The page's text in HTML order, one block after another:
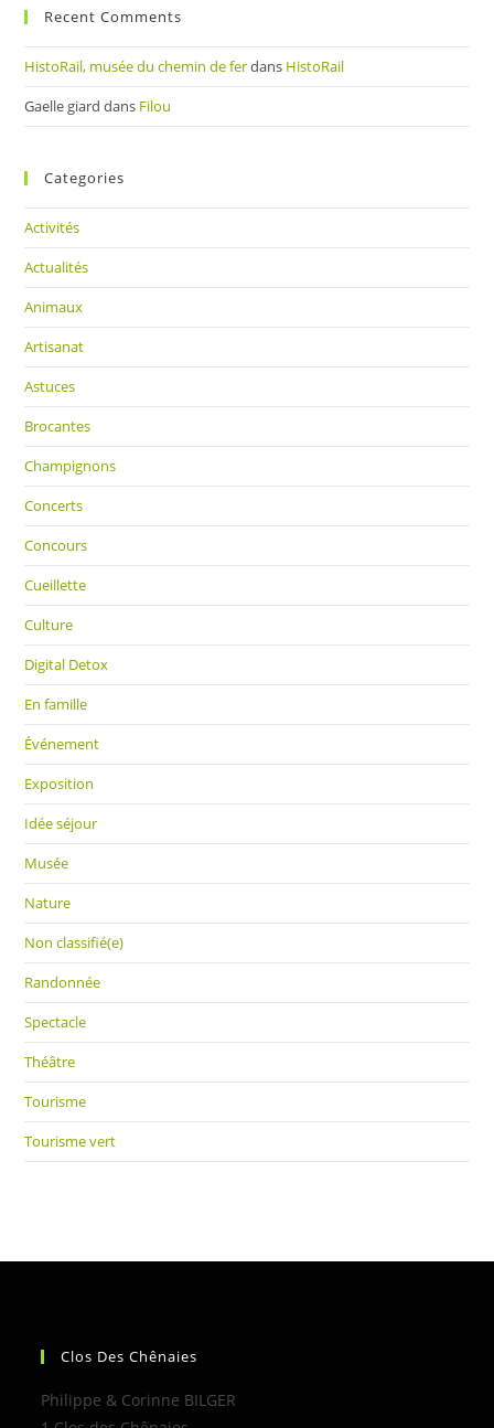
Recent Comments
HistoRail, musée du chemin de ferdans HistoRail
Gaelle giard dans Filou
Categories
Activités
Actualités
Animaux
Artisanat
Astuces
Brocantes
Champignons
Concerts
Concours
Cueillette
Culture
Digital Detox
En famille
Événement
Exposition
Idée séjour
Musée
Nature
Non classifié(e)
Randonnée
Spectacle
Théâtre
Tourisme
Tourisme vert
Clos Des Chênaies
Philippe & Corinne BILGER